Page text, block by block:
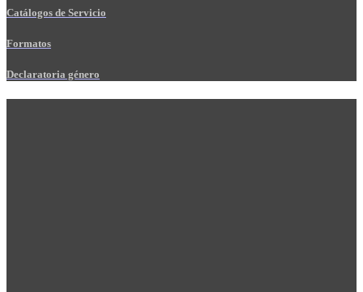
Catálogos de Servicio
Formatos
Declaratoria género